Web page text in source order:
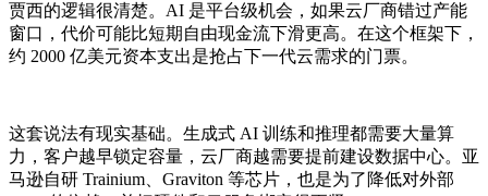
贾西的逻辑很清楚。AI 是平台级机会，如果云厂商错过产能
窗口，代价可能比短期自由现金流下滑更高。在这个框架下，
约 2000 亿美元资本支出是抢占下一代云需求的门票。
这套说法有现实基础。生成式 AI 训练和推理都需要大量算
力，客户越早锁定容量，云厂商越需要提前建设数据中心。亚
马逊自研 Trainium、Graviton 等芯片，也是为了降低对外部